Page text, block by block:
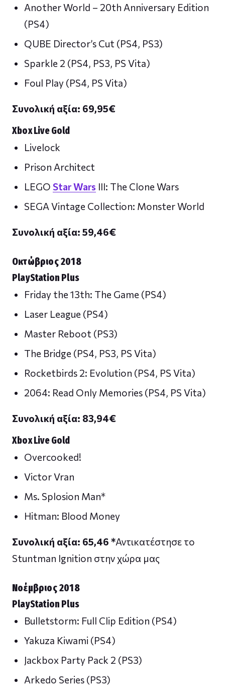
Another World – 20th Anniversary Edition
(PS4)
QUBE Director’s Cut (PS4, PS3)
Sparkle 2 (PS4, PS3, PS Vita)
Foul Play (PS4, PS Vita)
Συνολική αξία: 69,95€
Xbox Live Gold
Livelock
Prison Architect
LEGO Star Wars III: The Clone Wars
SEGA Vintage Collection: Monster World
Συνολική αξία: 59,46€
Οκτώβριος 2018
PlayStation Plus
Friday the 13th: The Game (PS4)
Laser League (PS4)
Master Reboot (PS3)
The Bridge (PS4, PS3, PS Vita)
Rocketbirds 2: Evolution (PS4, PS Vita)
2064: Read Only Memories (PS4, PS Vita)
Συνολική αξία: 83,94€
Xbox Live Gold
Overcooked!
Victor Vran
Ms. Splosion Man*
Hitman: Blood Money
Συνολική αξία: 65,46 *Αντικατέστησε το
Stuntman Ignition στην χώρα μας
Νοέμβριος 2018
PlayStation Plus
Bulletstorm: Full Clip Edition (PS4)
Yakuza Kiwami (PS4)
Jackbox Party Pack 2 (PS3)
Arkedo Series (PS3)